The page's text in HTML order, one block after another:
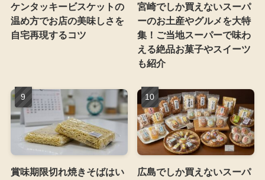
ケンタッキービスケットの
温め方でお店の美味しさを
自宅再現するコツ
宮崎でしか買えないスーパ
ーのお土産やグルメを大特
集！ご当地スーパーで味わ
える絶品お菓子やスイーツ
も紹介
賞味期限切れ焼きそばはい 広島でしか買えないスーパ